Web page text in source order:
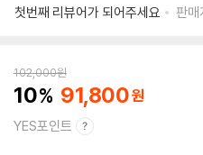
첫번째 리뷰어가 되어주세요
판매
102,000원
10 91,800
YES포인트